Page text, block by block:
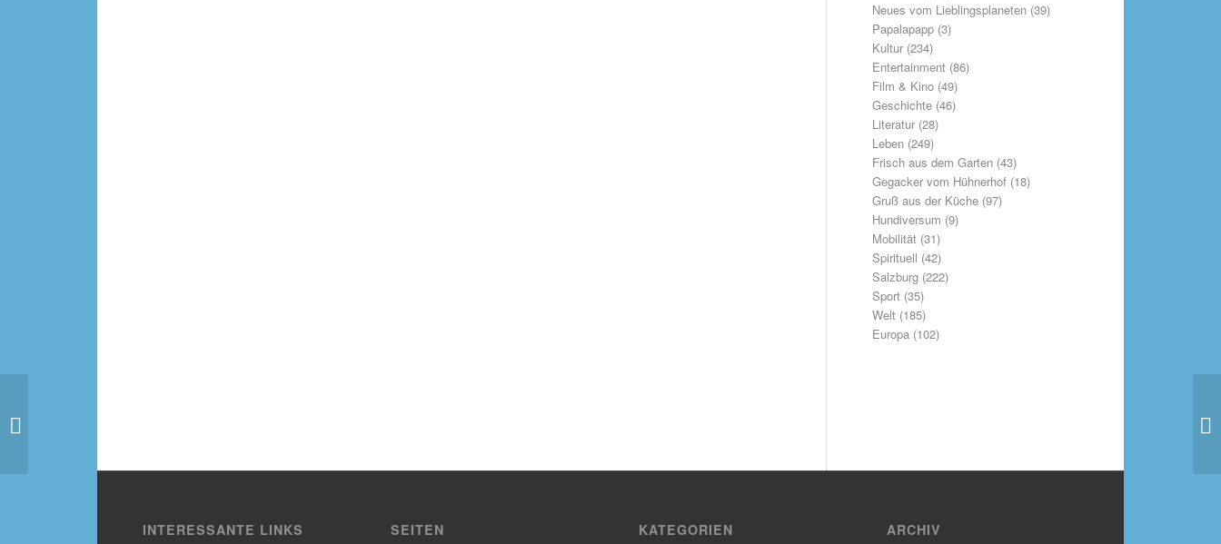
Neues vom Lieblingsplaneten(39)
Papalapapp(3)
Kultur(234)
Entertainment(86)
Film & Kino(49)
Geschichte(46)
Literatur(28)
Leben(249)
Frisch aus dem Garten(43)
Gegacker vom Hühnerhof(18)
Gruß aus der Küche(97)
Hundiversum (9)
Mobilität(31)
Spirituell (42)
Salzburg(222)
Sport(35)
Welt(185)
Europa(102)
INTERESSANTE LINKS SEITEN KATEGORIEN ARCHIV